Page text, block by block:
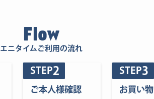
Flow
エニタイムご利用の流れ
STEP2
ご本人様確認
STEP3
お買い物